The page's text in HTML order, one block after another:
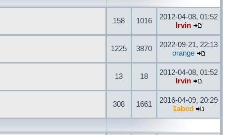
158 1016
2012-04-08, 01:52
Irvin
1225 3870
2022-09-21, 22:13
orange
13 18
2012-04-08, 01:52
Irvin
308 1661
2016-04-09, 20:29
1abcd